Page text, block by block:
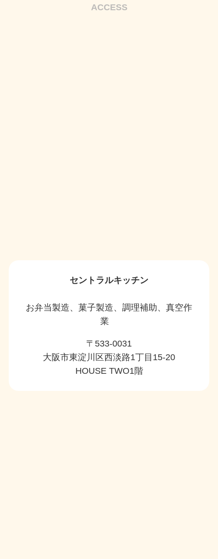
ACCESS
セントラルキッチン
お弁当製造、菓子製造、調理補助、真空作
業
〒533-0031
大阪市東淀川区西淡路1丁目15-20
HOUSE TWO1階